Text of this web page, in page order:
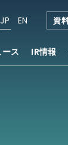
ス IR情報
JP EN 資